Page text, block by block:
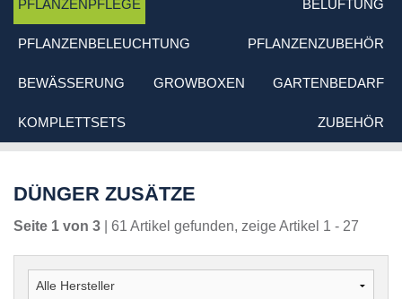
PFLANZENPFLEGE BELÜFTUNG
PFLANZENBELEUCHTUNG PFLANZENZUBEHÖR
BEWÄSSERUNG GROWBOXEN GARTENBEDARF
KOMPLETTSETS ZUBEHÖR
DÜNGER ZUSÄTZE
Seite 1 von 3 | 61 Artikel gefunden, zeige Artikel 1 - 27